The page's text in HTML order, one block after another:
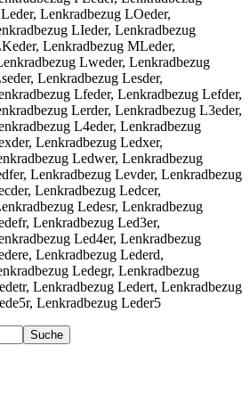
Lenkradbezug LOeder,
LIeder, Lenkradbezug
Lenkradbezug MLeder,
Lweder, Lenkradbezug
Lenkradbezug Lesder,
Lfeder, Lenkradbezug Lefder,
Lerder, Lenkradbezug L3eder,
L4eder, Lenkradbezug
Lenkradbezug Ledxer,
Ledwer, Lenkradbezug
Lenkradbezug Levder, Lenkradbezug
Lenkradbezug Ledcer,
Ledesr, Lenkradbezug
Lenkradbezug Led3er,
Led4er, Lenkradbezug
Lenkradbezug Lederd,
Ledegr, Lenkradbezug
Lenkradbezug Ledert, Lenkradbezug
Lenkradbezug Leder5